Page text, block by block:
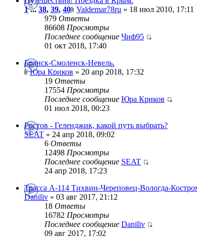
1...38, 39, 40 Valdemar78ru » 18 июл 2010, 17:11
979 Ответы
86608 Просмотры
Последнее сообщение Чиф95
01 окт 2018, 17:40
Брянск-Смоленск-Невель.
Юра Криков » 20 апр 2018, 17:32
19 Ответы
17554 Просмотры
Последнее сообщение Юра Криков
01 июл 2018, 00:23
Ростов - Геленджик, какой путь выбрать?
SEAT » 24 апр 2018, 09:02
6 Ответы
12498 Просмотры
Последнее сообщение SEAT
24 апр 2018, 17:23
Трасса А-114 Тихвин-Череповец-Вологда-
Daniliv » 03 авг 2017, 21:12
18 Ответы
16782 Просмотры
Последнее сообщение Daniliv
09 авг 2017, 17:02